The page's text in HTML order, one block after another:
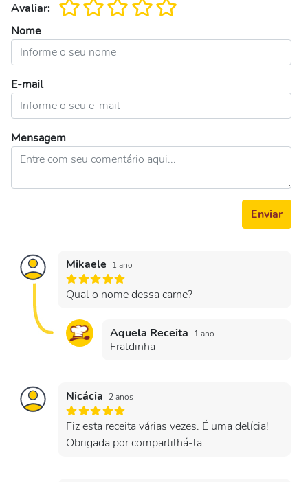
Avaliar:
Nome
E-mail
Mensagem
Enviar
Mikaele 1 ano
Qual o nome dessa carne?
Aquela Receita 1 ano
Fraldinha
Nicácia 2 anos
Fiz esta receita várias vezes. É uma delícia!
Obrigada por compartilhá-la.